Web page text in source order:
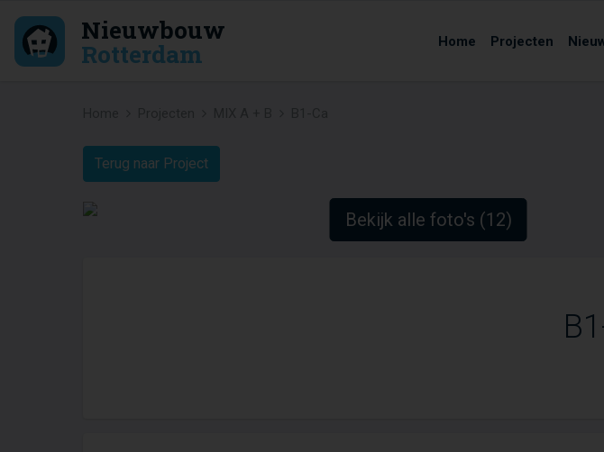
Nieuwbouw
Rotterdam Home Projecten
Terug naar Project
Bekijk alle foto's (12)